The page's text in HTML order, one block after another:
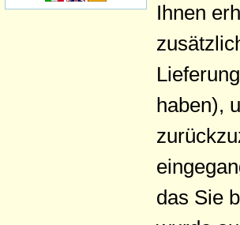
Ihnen
haben),
das Sie